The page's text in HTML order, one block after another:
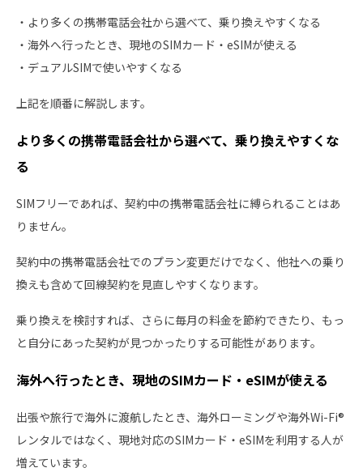
・より多くの携帯電話会社から選べて、乗り換えやすくなる
・海外へ行ったとき、現地のSIMカード・eSIMが使える
・デュアルSIMで使いやすくなる
上記を順番に解説します。
より多くの携帯電話会社から選べて、乗り換えやすくな
る
SIMフリーであれば、契約中の携帯電話会社に縛られることはあ
りません。
契約中の携帯電話会社でのプラン変更だけでなく、他社への乗り
換えも含めて回線契約を見直しやすくなります。
乗り換えを検討すれば、さらに毎月の料金を節約できたり、もっ
と自分にあった契約が見つかったりする可能性があります。
海外へ行ったとき、現地のSIMカード・eSIMが使える
出張や旅行で海外に渡航したとき、海外ローミングや海外Wi-Fi®
レンタルではなく、現地対応のSIMカード・eSIMを利用する人が
増えています。